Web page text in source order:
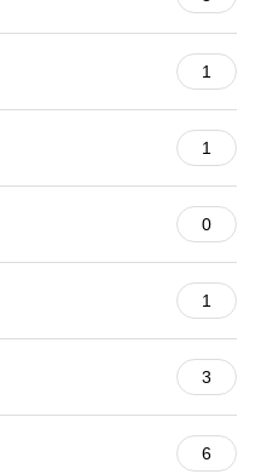
1
1
0
1
3
6